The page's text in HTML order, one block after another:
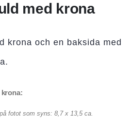
med krona
krona och en baksida med
krona:
fotot som syns: 8,7 x 13,5 ca.